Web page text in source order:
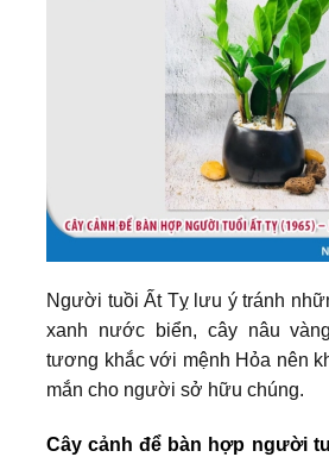
Người tuồi Ất Tỵ lưu ý tránh
xanh nước biển, cây nâu
tương khắc với mệnh Hỏa nên
mắn cho người sở hữu chúng.
Cây cảnh để bàn hợp người